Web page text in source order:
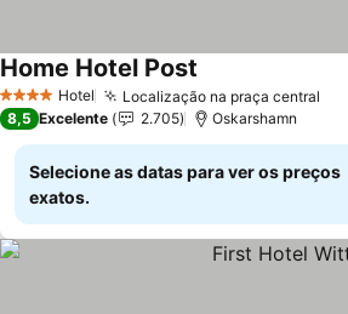
4 EstrelasHotel Localização na praça central
Home Hotel Post
8,5 Excelente 2.705 Oskarshamn
Selecione as datas para ver os preços
exatos.